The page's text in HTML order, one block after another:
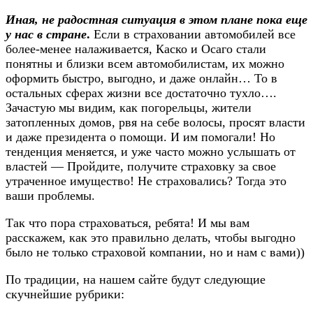
Иная, не радостная ситуация в этом плане пока еще
у нас в стране. Если в страховании автомобилей все
более-менее налаживается, Каско и Осаго стали
понятны и близки всем автомобилистам, их можно
оформить быстро, выгодно, и даже онлайн… То в
остальных сферах жизни все достаточно тухло….
Зачастую мы видим, как погорельцы, жители
затопленных домов, рвя на себе волосы, просят власти
и даже президента о помощи. И им помогали! Но
тенденция меняется, и уже часто можно услышать от
властей — Пройдите, получите страховку за свое
утраченное имущество! Не страховались? Тогда это
ваши проблемы.
Так что пора страховаться, ребята! И мы вам
расскажем, как это правильно делать, чтобы выгодно
было не только страховой компании, но и нам с вами))
По традиции, на нашем сайте будут следующие
скучнейшие рубрики: